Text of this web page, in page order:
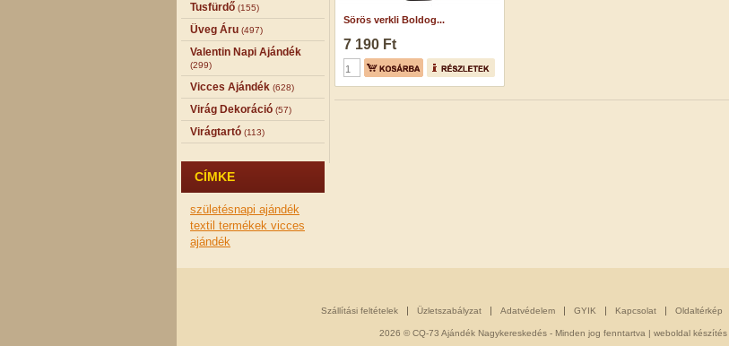
Tusfürdő (155)
Üveg Áru (497)
Valentin Napi Ajándék
(299)
Vicces Ajándék (628)
Virág Dekoráció (57)
Virágtartó (113)
CÍMKE
születésnapi ajándék
textil termékek vicces
ajándék
Sörös verkli Boldog...
7 190 Ft
Szállítási feltételek Üzletszabályzat Adatvédelem GYIK Kapcsolat Oldaltérkép
2026 © CQ-73 Ajándék Nagykereskedés - Minden jog fenntartva | weboldal készítés